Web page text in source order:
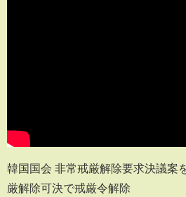
韓国国会 非常戒厳解除要求決議案
厳解除可決で戒厳令解除